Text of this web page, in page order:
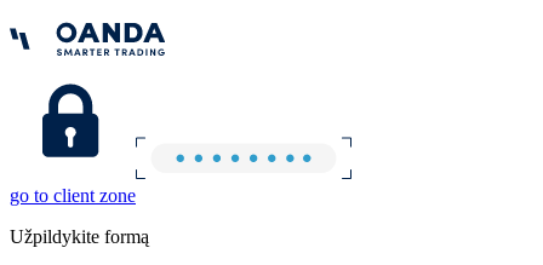
go to client zone
Užpildykite formą